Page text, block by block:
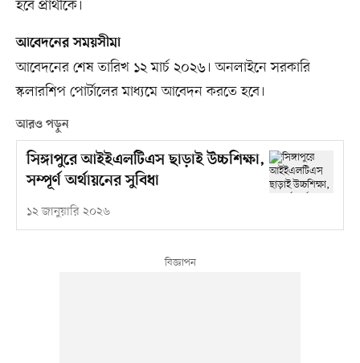
হবে প্রার্থীকে।
আবেদনের সময়সীমা
আবেদনের শেষ তারিখ ১২ মার্চ ২০২৬। অনলাইনে সরকারি
স্কলারশিপ পোর্টালের মাধ্যমে আবেদন করতে হবে।
আরও পড়ুন
সিঙ্গাপুরে আইইএলটিএস ছাড়াই উচ্চশিক্ষা,
সম্পূর্ণ অর্থায়নের সুবিধা
১২ জানুয়ারি ২০২৬